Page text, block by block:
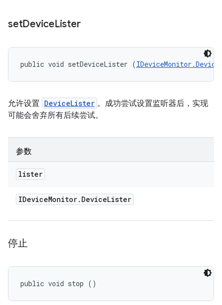
setDeviceLister
public void setDeviceLister (
允许设置 DeviceLister 。成功尝试设置监听器后，实现
可能会舍弃所有后续尝试。
参数
lister
IDeviceMonitor. DeviceLister
停止
public void stop ()